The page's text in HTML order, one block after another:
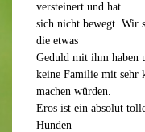
versteinert und hat
sich nicht bewegt. Wir
die etwas
Geduld mit ihm haben
keine Familie mit sehr
machen würden.
Eros ist ein absolut
Hunden